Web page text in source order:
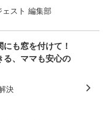
ェスト 編集部
にも窓を付けて！
る、ママも安心の
決